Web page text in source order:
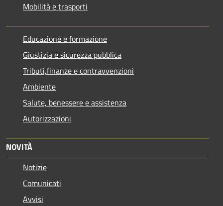
Mobilità e trasporti
Educazione e formazione
Giustizia e sicurezza pubblica
Tributi,finanze e contravvenzioni
Ambiente
Salute, benessere e assistenza
Autorizzazioni
NOVITÀ
Notizie
Comunicati
Avvisi